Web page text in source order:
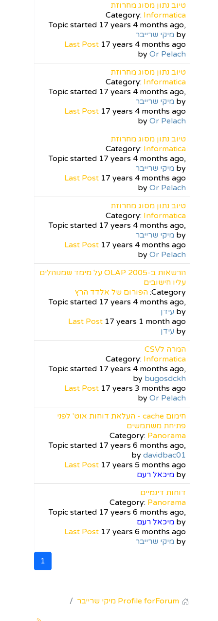
טיוב נתון מסוג מחרוזת
Category: Informatica
Topic started 17 years 4 months ago,
by מיקי שרייבר
Last Post 17 years 4 months ago
by Or Pelach
טיוב נתון מסוג מחרוזת
Category: Informatica
Topic started 17 years 4 months ago,
by מיקי שרייבר
Last Post 17 years 4 months ago
by Or Pelach
טיוב נתון מסוג מחרוזת
Category: Informatica
Topic started 17 years 4 months ago,
by מיקי שרייבר
Last Post 17 years 4 months ago
by Or Pelach
טיוב נתון מסוג מחרוזת
Category: Informatica
Topic started 17 years 4 months ago,
by מיקי שרייבר
Last Post 17 years 4 months ago
by Or Pelach
הרשאות ב-OLAP 2005 על מימד שמנוהלים
עליו חישובים
Category: הפורום של אלדד הרץ
Topic started 17 years 4 months ago,
by עידן
Last Post 17 years 1 month ago
by עידן
המרה לCSV
Category: Informatica
Topic started 17 years 4 months ago,
by bugosdckh
Last Post 17 years 3 months ago
by Or Pelach
חימום cache - העלאת דוחות אוט' לפני
פתיחת משתמשים
Category: Panorama
Topic started 17 years 6 months ago,
by davidbac01
Last Post 17 years 5 months ago
by מיכאל רעם
דוחות דינמיים
Category: Panorama
Topic started 17 years 6 months ago,
by מיכאל רעם
Last Post 17 years 6 months ago
by מיקי שרייבר
1
ForumProfile for מיקי שרייבר